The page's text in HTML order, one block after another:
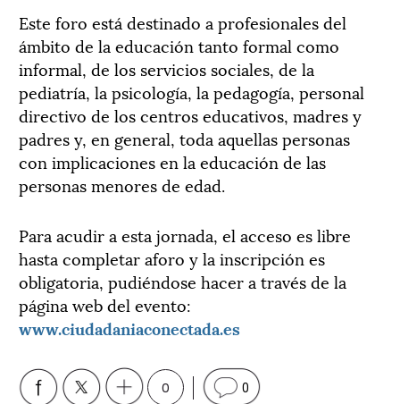
Este foro está destinado a profesionales del
ámbito de la educación tanto formal como
informal, de los servicios sociales, de la
pediatría, la psicología, la pedagogía, personal
directivo de los centros educativos, madres y
padres y, en general, toda aquellas personas
con implicaciones en la educación de las
personas menores de edad.
Para acudir a esta jornada, el acceso es libre
hasta completar aforo y la inscripción es
obligatoria, pudiéndose hacer a través de la
página web del evento:
www.ciudadaniaconectada.es
0 0